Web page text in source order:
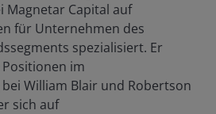
Magnetar Capital auf
für Unternehmen des
spezialisiert. Er
im
William Blair und Robertson
sich auf